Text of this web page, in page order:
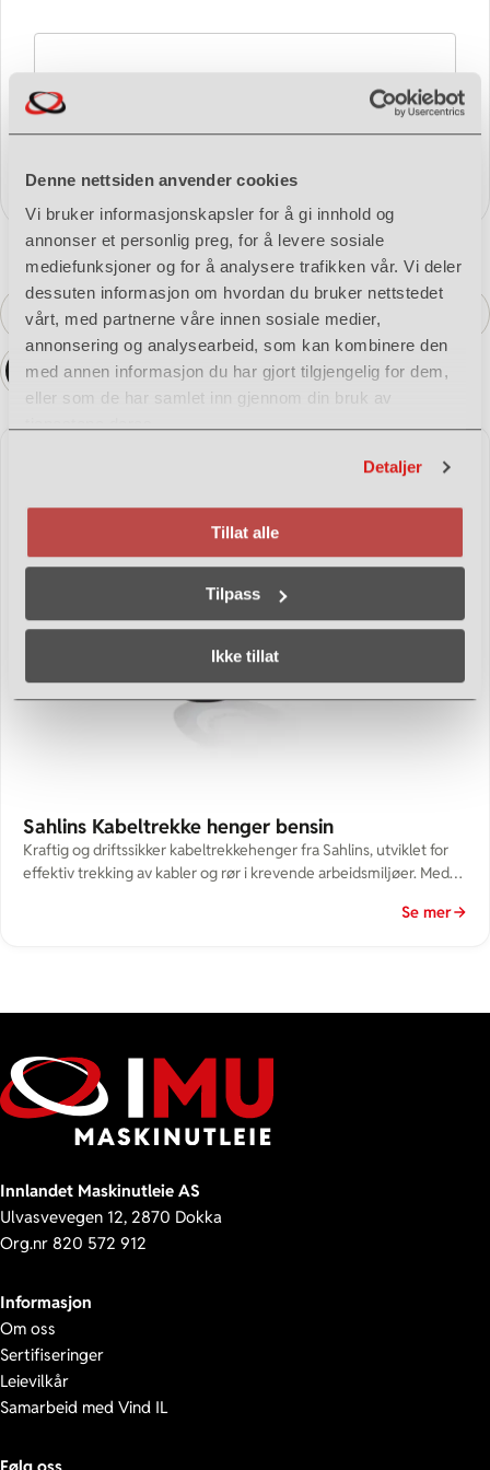
Denne nettsiden anvender cookies
Vi bruker informasjonskapsler for å gi innhold og
annonser et personlig preg, for å levere sosiale
mediefunksjoner og for å analysere trafikken vår. Vi deler
dessuten informasjon om hvordan du bruker nettstedet
vårt, med partnerne våre innen sosiale medier,
annonsering og analysearbeid, som kan kombinere den
med annen informasjon du har gjort tilgjengelig for dem,
eller som de har samlet inn gjennom din bruk av
Detaljer
Tillat alle
Tilpass
Ikke tillat
Send forespørsel
Denne kategorien Hele katalogen
Sök maskin
Sahlins Kabeltrekke henger bensin
Kraftig og driftssikker kabeltrekkehenger fra Sahlins, utviklet for
effektiv trekking av kabler og rør i krevende arbeidsmiljøer. Med
Se mer
Innlandet Maskinutleie AS
Ulvasvevegen 12, 2870 Dokka
Org.nr 820 572 912
Informasjon
Om oss
Sertifiseringer
Leievilkår
Samarbeid med Vind IL